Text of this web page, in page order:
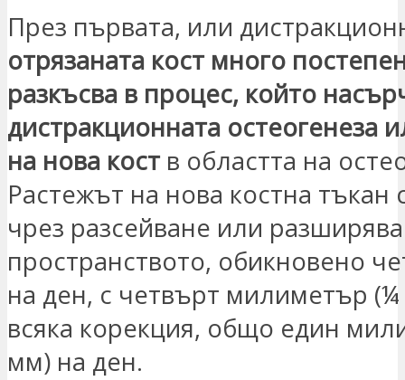
През първата, или
отрязаната кост много
разкъсва в процес, който
дистракционната остеогенеза
на нова коств областта на
Растежът на нова костна тъкан
чрез разсейване или
пространството, обикновено
на ден, с четвърт милиметър
всяка корекция, общо един
мм) на ден.